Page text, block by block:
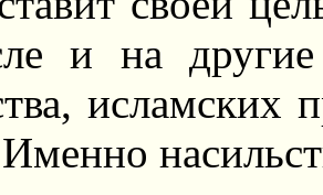
и на
исламских